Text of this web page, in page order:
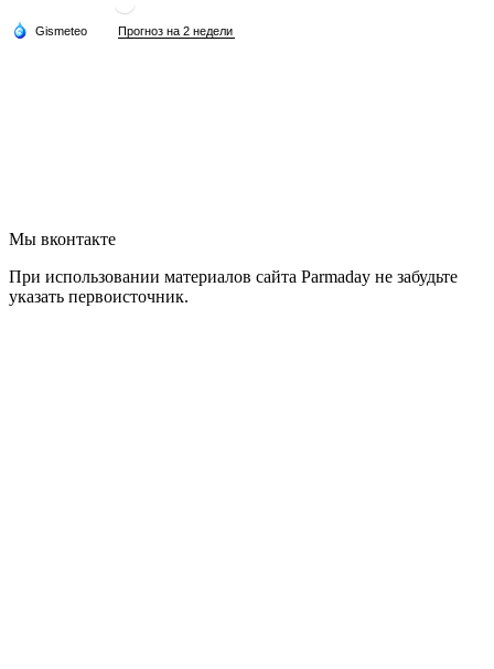
Мы вконтакте
При использовании материалов сайта Parmaday не забудьте
указать первоисточник.